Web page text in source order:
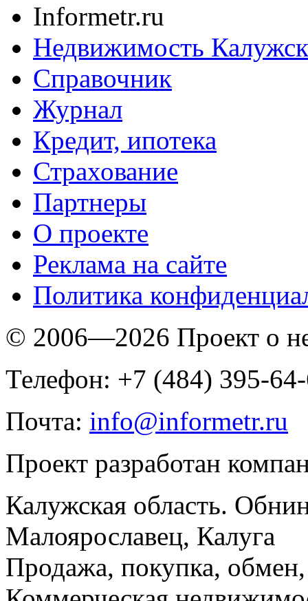
Informetr.ru
Недвижимость
Справочник
Журнал
Кредит, ипотека
Страхование
Партнеры
O проекте
Реклама на сайте
Политика
© 2006—2026 Проект о
Телефон: +7 (484) 395-
Почта: info@informetr.ru
Проект разработан
Калужская область.
Малоярославец, Калуга
Продажа, покупка, обмен,